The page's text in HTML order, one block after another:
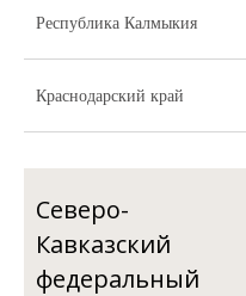
Республика Калмыкия
Краснодарский край
Северо-
Кавказский
федеральный